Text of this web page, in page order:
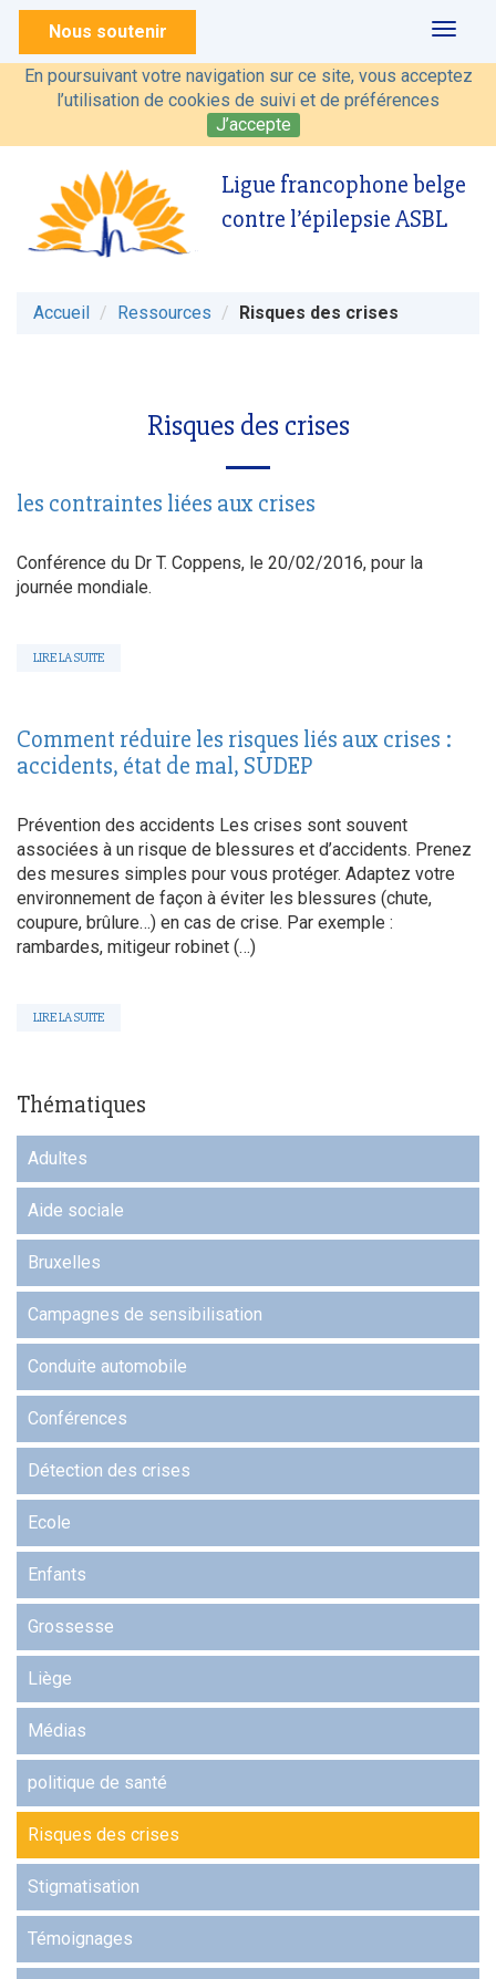
En poursuivant votre navigation sur ce site, vous acceptez
l’utilisation de cookies de suivi et de préférences
J’accepte
Ligue francophone belge
contre l’épilepsie ASBL
Nous soutenir
Toggle
Accueil Ressources Risques des crises
Risques des crises
les contraintes liées aux crises
Conférence du Dr T. Coppens, le 20/02/2016, pour la
journée mondiale.
LIRE LA SUITE
Comment réduire les risques liés aux crises :
accidents, état de mal, SUDEP
Prévention des accidents Les crises sont souvent
associées à un risque de blessures et d’accidents. Prenez
des mesures simples pour vous protéger. Adaptez votre
environnement de façon à éviter les blessures (chute,
coupure, brûlure…) en cas de crise. Par exemple :
rambardes, mitigeur robinet (…)
LIRE LA SUITE
Thématiques
Adultes
Aide sociale
Bruxelles
Campagnes de sensibilisation
Conduite automobile
Conférences
Détection des crises
Ecole
Enfants
Grossesse
Liège
Médias
politique de santé
Risques des crises
Stigmatisation
Témoignages